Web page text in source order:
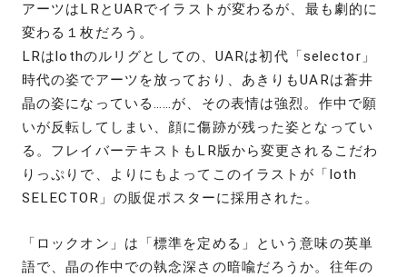
アーツはLRとUARでイラストが変わるが、最も劇的に
変わる１枚だろう。
LRはlothのルリグとしての、UARは初代「selector」
時代の姿でアーツを放っており、あきりもUARは蒼井
晶の姿になっている……が、その表情は強烈。作中で願
いが反転してしまい、顔に傷跡が残った姿となってい
る。フレイバーテキストもLR版から変更されるこだわ
りっぷりで、よりにもよってこのイラストが「loth
SELECTOR」の販促ポスターに採用された。
「ロックオン」は「標準を定める」という意味の英単
語で、晶の作中での執念深さの暗喩だろうか。往年の